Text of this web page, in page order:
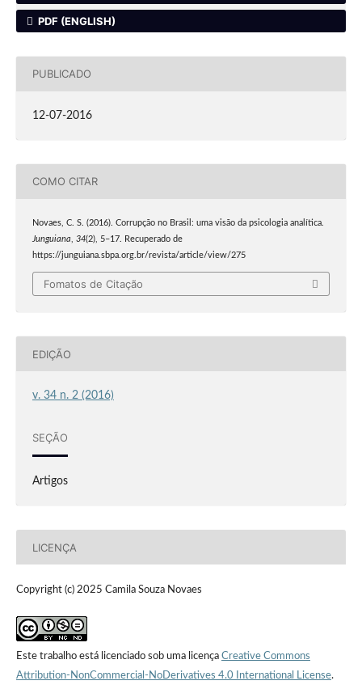
PDF (ENGLISH)
PUBLICADO
12-07-2016
COMO CITAR
Novaes, C. S. (2016). Corrupção no Brasil: uma visão da psicologia analítica.
Junguiana
34(2), 5–17. Recuperado de
https://junguiana.sbpa.org.br/revista/article/view/275
Fomatos de Citação
EDIÇÃO
v. 34 n. 2 (2016)
SEÇÃO
Artigos
LICENÇA
Copyright (c) 2025 Camila Souza Novaes
Este trabalho está licenciado sob uma licença Creative Commons
Attribution-NonCommercial-NoDerivatives 4.0 International License.